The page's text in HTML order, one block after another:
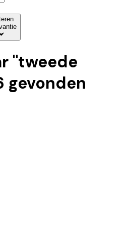
"tweede
gevonden